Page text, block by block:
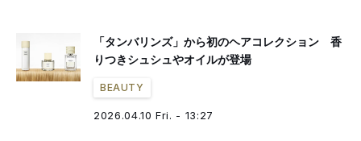
「タンバリンズ」から初のヘアコレクション 香
りつきシュシュやオイルが登場
BEAUTY
2026.04.10 Fri. - 13:27